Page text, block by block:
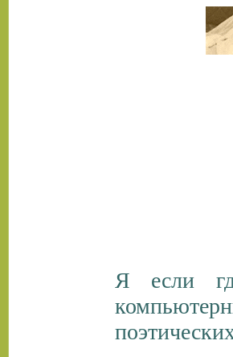
Я если